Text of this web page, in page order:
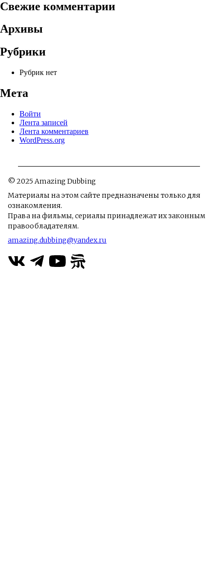
Свежие комментарии
Архивы
Рубрики
Рубрик нет
Мета
Войти
Лента записей
Лента комментариев
WordPress.org
© 2025 Amazing Dubbing
Материалы на этом сайте предназначены только для
ознакомления.
Права на фильмы, сериалы принадлежат их законным
правообладателям.
amazing.dubbing@yandex.ru